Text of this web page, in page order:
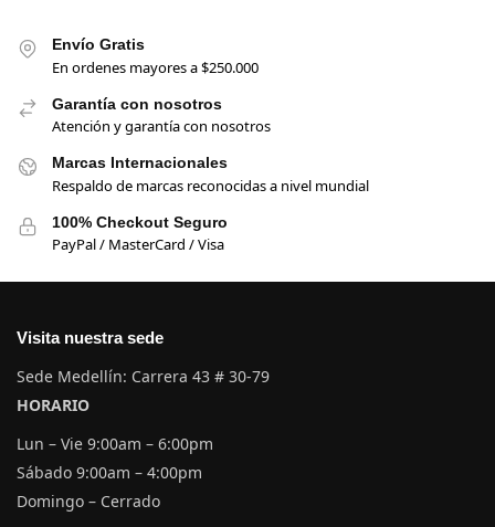
Envío Gratis
En ordenes mayores a $250.000
Garantía con nosotros
Atención y garantía con nosotros
Marcas Internacionales
Respaldo de marcas reconocidas a nivel mundial
100% Checkout Seguro
PayPal / MasterCard / Visa
Visita nuestra sede
Sede Medellín: Carrera 43 # 30-79
HORARIO
Lun – Vie 9:00am – 6:00pm
Sábado 9:00am – 4:00pm
Domingo – Cerrado